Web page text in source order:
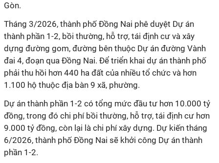
Gòn.
Tháng 3/2026, thành phố Đồng Nai phê duyệt Dự án
thành phần 1-2, bồi thường, hỗ trợ, tái định cư và xây
dựng đường gom, đường bên thuộc Dự án đường Vành
đai 4, đoạn qua Đồng Nai. Để triển khai dự án thành phố
phải thu hồi hơn 440 ha đất của nhiều tổ chức và hơn
1.100 hộ thuộc địa bàn 9 xã, phường.
Dự án thành phần 1-2 có tổng mức đầu tư hơn 10.000 tỷ
đồng, trong đó chi phí bồi thường, hỗ trợ, tái định cư hơn
9.000 tỷ đồng, còn lại là chi phí xây dựng. Dự kiến tháng
6/2026, thành phố Đồng Nai sẽ khởi công Dự án thành
phần 1-2.